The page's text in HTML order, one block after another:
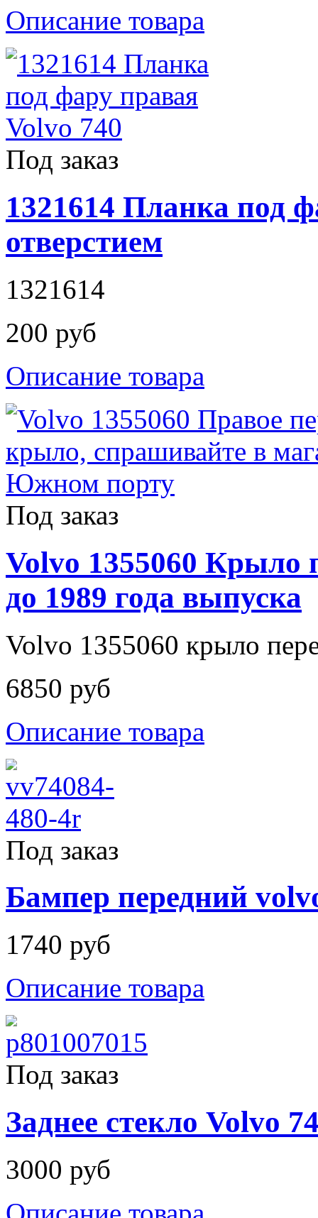
Описание товара
Под заказ
1321614 Планка под
отверстием
1321614
200 руб
Описание товара
Под заказ
Volvo 1355060 Крыло
до 1989 года выпуска
Volvo 1355060 крыло
6850 руб
Описание товара
Под заказ
Бампер передний
1740 руб
Описание товара
Под заказ
Заднее стекло Volvo
3000 руб